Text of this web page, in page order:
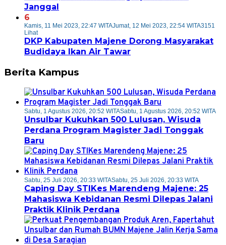
Janggal
6
Kamis, 11 Mei 2023, 22:47 WITAJumat, 12 Mei 2023, 22:54 WITA3151
Lihat
DKP Kabupaten Majene Dorong Masyarakat
Budidaya Ikan Air Tawar
Berita Kampus
Sabtu, 1 Agustus 2026, 20:52 WITASabtu, 1 Agustus 2026, 20:52 WITA
Unsulbar Kukuhkan 500 Lulusan, Wisuda
Perdana Program Magister Jadi Tonggak
Baru
Sabtu, 25 Juli 2026, 20:33 WITASabtu, 25 Juli 2026, 20:33 WITA
Caping Day STIKes Marendeng Majene: 25
Mahasiswa Kebidanan Resmi Dilepas Jalani
Praktik Klinik Perdana